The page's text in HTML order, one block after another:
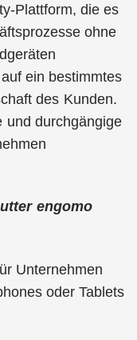
Plattform, die es
ohne
ein bestimmtes
des Kunden.
und durchgängige
engomo
Unternehmen
oder Tablets